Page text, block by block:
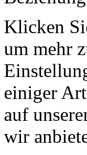
Klicken
um mehr
einiger
auf
wir